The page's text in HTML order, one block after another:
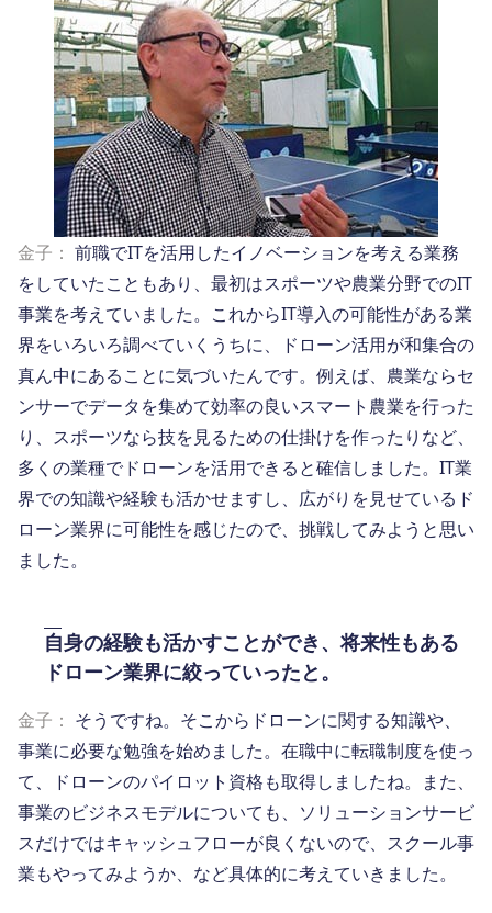
金子： 前職でITを活用したイノベーションを考える業務
をしていたこともあり、最初はスポーツや農業分野でのIT
事業を考えていました。これからIT導入の可能性がある業
界をいろいろ調べていくうちに、ドローン活用が和集合の
真ん中にあることに気づいたんです。例えば、農業ならセ
ンサーでデータを集めて効率の良いスマート農業を行った
り、スポーツなら技を見るための仕掛けを作ったりなど、
多くの業種でドローンを活用できると確信しました。IT業
界での知識や経験も活かせますし、広がりを見せているド
ローン業界に可能性を感じたので、挑戦してみようと思い
ました。
自身の経験も活かすことができ、将来性もある
ドローン業界に絞っていったと。
金子： そうですね。そこからドローンに関する知識や、
事業に必要な勉強を始めました。在職中に転職制度を使っ
て、ドローンのパイロット資格も取得しましたね。また、
事業のビジネスモデルについても、ソリューションサービ
スだけではキャッシュフローが良くないので、スクール事
業もやってみようか、など具体的に考えていきました。